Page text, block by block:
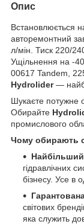
Опис
Встановлюється
авторемонтний
л/мін. Тиск 220/
Ущільнення на -
00617 Tandem,
Hydrolider—
Шукаєте потужне
Обирайте
промислового
Чому обирають
гідравлічних
бізнесу. Усе в
світових
яка служить